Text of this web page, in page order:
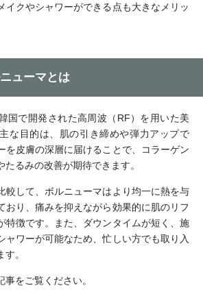
イクやシャワーができる点も大きなメリッ
ューマとは
国で開発された高周波（RF）を用いた美
な目的は、肌の引き締めや弾力アップで
を皮膚の深層に届けることで、コラーゲン
るみの改善が期待できます。
較して、ボルニューマはより均一に熱を与
おり、痛みを抑えながら効果的に肌のリフ
特徴です。また、ダウンタイムが短く、施
ャワーが可能なため、忙しい方でも取り入
。
をご覧ください。